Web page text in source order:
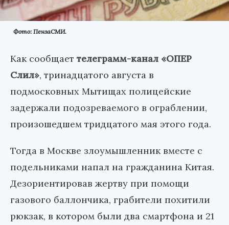
Фото: ПензаСМИ.
Как сообщает телеграмм-канал «ОПЕР
Слил», тринадцатого августа в
подмосковных Мытищах полицейские
задержали подозреваемого в ограблении,
произошедшем тридцатого мая этого года.
Тогда в Москве злоумышленник вместе с
подельниками напал на гражданина Китая.
Дезориентировав жертву при помощи
газового баллончика, грабители похитили
рюкзак, в котором были два смартфона и 21